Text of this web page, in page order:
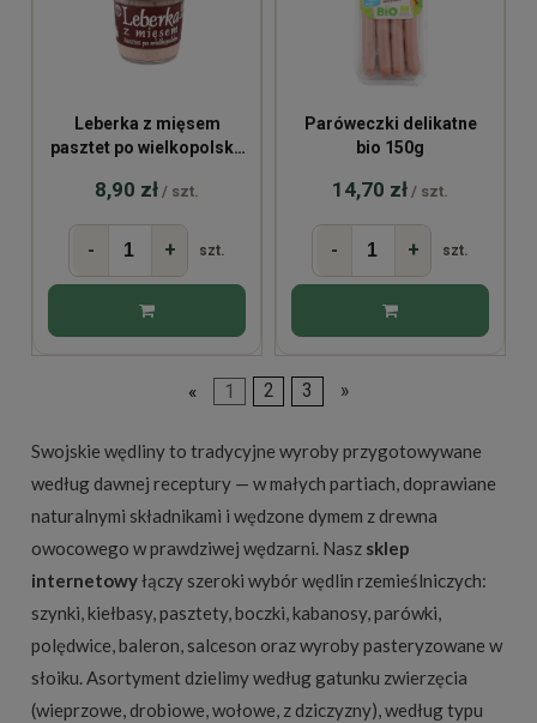
Leberka z mięsem
pasztet po wielkopolsku
8,90 zł / szt.
- + szt.
Paróweczki delikatne
bio 150g
14,70 zł / szt.
- + szt.
« 1 2 3 »
Swojskie wędliny to tradycyjne wyroby przygotowywane
według dawnej receptury — w małych partiach, doprawiane
naturalnymi składnikami i wędzone dymem z drewna
owocowego w prawdziwej wędzarni. Nasz sklep
internetowyłączy szeroki wybór wędlin rzemieślniczych:
szynki, kiełbasy, pasztety, boczki, kabanosy, parówki,
polędwice, baleron, salceson oraz wyroby pasteryzowane w
słoiku. Asortyment dzielimy według gatunku zwierzęcia
(wieprzowe, drobiowe, wołowe, z dziczyzny), według typu